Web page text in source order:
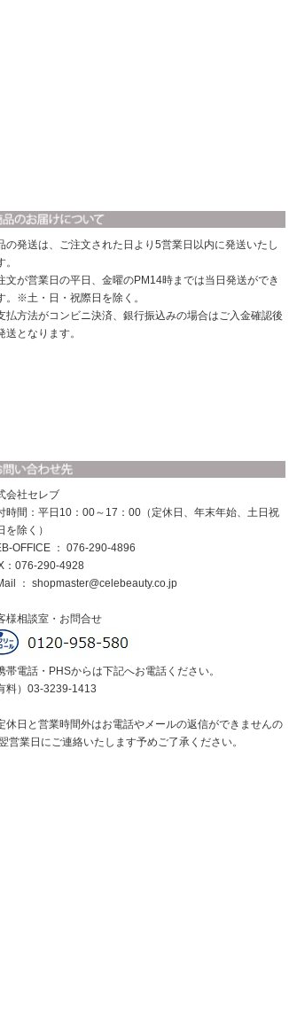
の発送は、ご注文された日より5営業日以内に発送いたし
。
文が営業日の平日、金曜のPM14時までは当日発送ができ
。※土・日・祝際日を除く。
払方法がコンビニ決済、銀行振込みの場合はご入金確認後
送となります。
会社セレブ
時間：平日10：00～17：00（定休日、年末年始、土日祝
を除く）
OFFICE ： 076-290-4896
：076-290-4928
： shopmaster@celebeauty.co.jp
様相談室・お問合せ
帯電話・PHSからは下記へお電話ください。
料）03-3239-1413
休日と営業時間外はお電話やメールの返信ができませんの
営業日にご連絡いたします予めご了承ください。